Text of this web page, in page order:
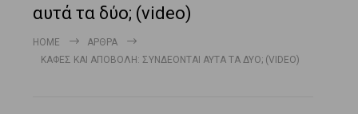
αυτά τα δύο; (video)
HOME
ΆΡΘΡΑ
ΚΑΦΈΣ ΚΑΙ ΑΠΟΒΟΛΉ: ΣΥΝΔΈΟΝΤΑΙ ΑΥΤΆ ΤΑ ΔΎΟ; (VIDEO)